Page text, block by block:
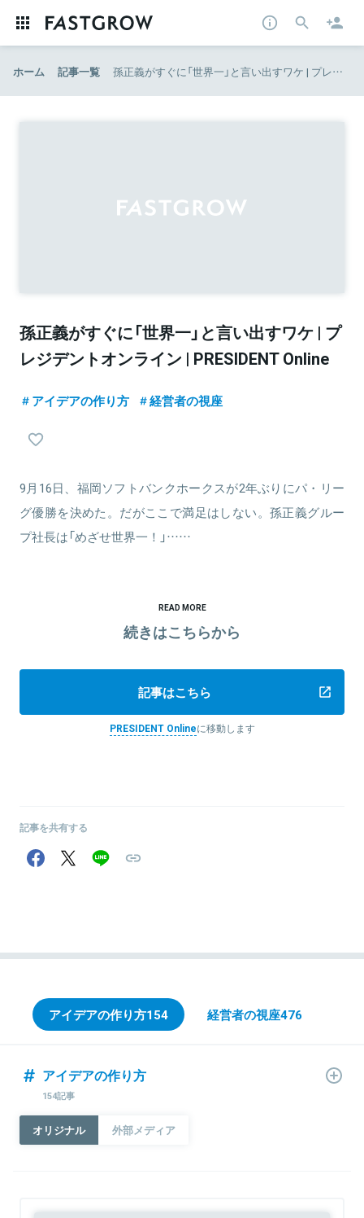
ホーム 記事一覧 孫正義がすぐに「世界一」と言い出すワケ | プレジデントオンライン | PRESIDENT Online
孫正義がすぐに「世界一」と言い出すワケ | プ
レジデントオンライン | PRESIDENT Online
アイデアの作り方 経営者の視座
9月16日、福岡ソフトバンクホークスが2年ぶりにパ・リー
グ優勝を決めた。だがここで満足はしない。孫正義グルー
プ社長は「めざせ世界一！」……
READ MORE
続きはこちらから
記事はこちら
PRESIDENT Onlineに移動します
記事を共有する
アイデアの作り方154 経営者の視座476
アイデアの作り方
154記事
オリジナル 外部メディア